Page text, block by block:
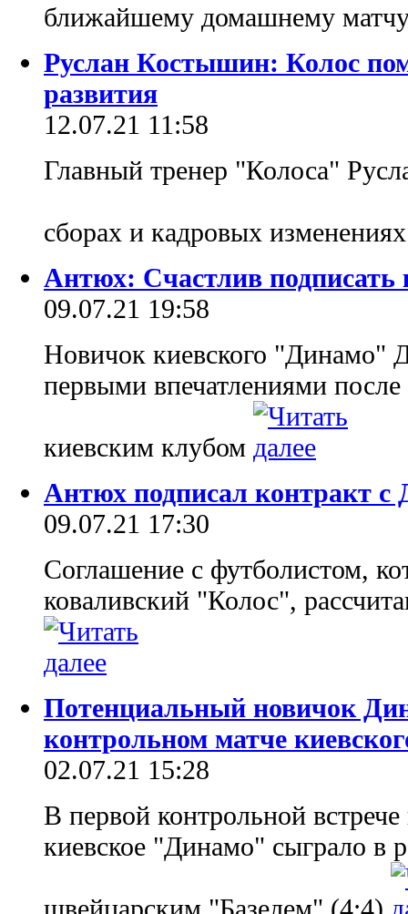
ближайшему домашнему
Руслан Костышин: Колос
развития
12.07.21 11:58
Главный тренер "Колоса"
сборах и кадровых
Антюх: Счастлив подписать
09.07.21 19:58
Новичок киевского "Динамо"
первыми впечатлениями после
киевским клубом
Антюх подписал контракт с
09.07.21 17:30
Соглашение с футболистом,
коваливский "Колос",
Потенциальный новичок
контрольном матче
02.07.21 15:28
В первой контрольной
киевское "Динамо" сыграло в
швейцарским "Базелем" (4:4)